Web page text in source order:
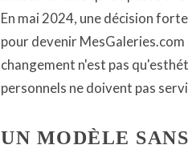
En mai 2024, une décision
pour devenir
changement n'est pas
personnels ne doivent pas
UN MODÈLE